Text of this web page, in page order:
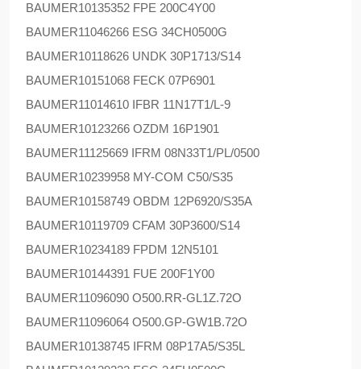
BAUMER10135352 FPE 200C4Y00
BAUMER11046266 ESG 34CH0500G
BAUMER10118626 UNDK 30P1713/S14
BAUMER10151068 FECK 07P6901
BAUMER11014610 IFBR 11N17T1/L-9
BAUMER10123266 OZDM 16P1901
BAUMER11125669 IFRM 08N33T1/PL/0500
BAUMER10239958 MY-COM C50/S35
BAUMER10158749 OBDM 12P6920/S35A
BAUMER10119709 CFAM 30P3600/S14
BAUMER10234189 FPDM 12N5101
BAUMER10144391 FUE 200F1Y00
BAUMER11096090 O500.RR-GL1Z.72O
BAUMER11096064 O500.GP-GW1B.72O
BAUMER10138745 IFRM 08P17A5/S35L